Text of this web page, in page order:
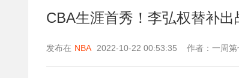
CBA生涯首秀！李弘权替补
发布在 NBA 2022-10-22 00:53:35 作者：一周第